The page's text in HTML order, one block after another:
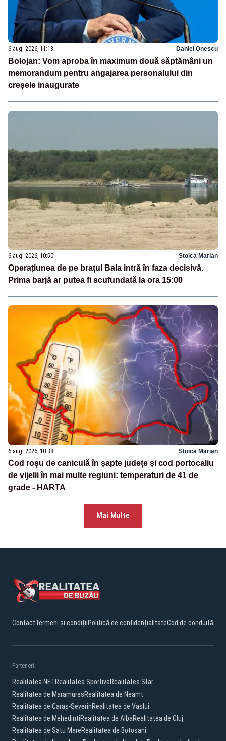
6 aug. 2026, 11:18 Daniel Onescu
Bolojan: Vom aproba în maximum două săptămâni un
memorandum pentru angajarea personalului din
creșele inaugurate
6 aug. 2026, 10:50 Stoica Marian
Operațiunea de pe brațul Bala intră în faza decisivă.
Prima barjă ar putea fi scufundată la ora 15:00
6 aug. 2026, 10:38 Stoica Marian
Cod roșu de caniculă în șapte județe și cod portocaliu
de vijelii în mai multe regiuni: temperaturi de 41 de
grade - HARTA
Mai Multe
ContactTermeni și condițiiPolitică de confidențialitateCod de conduită
Parteneri:
Realitatea.NETRealitatea SportivaRealitatea Star
Realitatea de MaramuresRealitatea de Neamt
Realitatea de Caras-SeverinRealitatea de Vaslui
Realitatea de MehedintiRealitatea de AlbaRealitatea de Cluj
Realitatea de Satu MareRealitatea de Botosani